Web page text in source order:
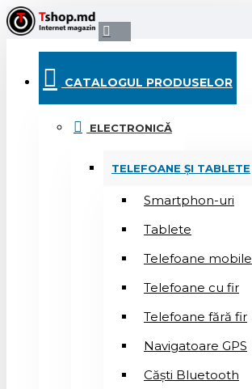
CATALOGUL PRODUSELOR
ELECTRONICĂ
TELEFOANE ȘI TABLETE
Smartphon-uri
Tablete
Telefoane mobile
Telefoane cu fir
Telefoane fără fir
Navigatoare GPS
Căști Bluetooth